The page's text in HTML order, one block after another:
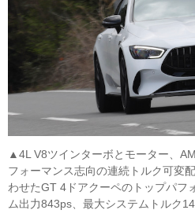
▲4L V8ツインターボとモーター、
フォーマンス志向の連続トルク可変
わせたGT 4ドアクーペのトップパフ
ム出力843ps、最大システムトルク